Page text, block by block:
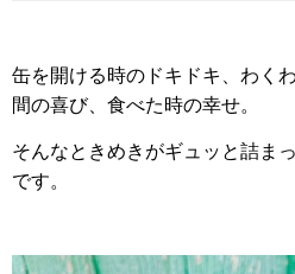
缶を開ける時のドキドキ、わく
間の喜び、食べた時の幸せ。
そんなときめきがギュッと詰ま
です。